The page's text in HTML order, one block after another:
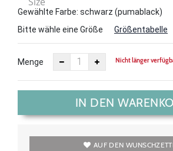
Gewählte Farbe: schwarz (pumablack)
Bitte wähle eine Größe
Größentabelle
Menge Nicht länger
IN DEN
AUF DEN